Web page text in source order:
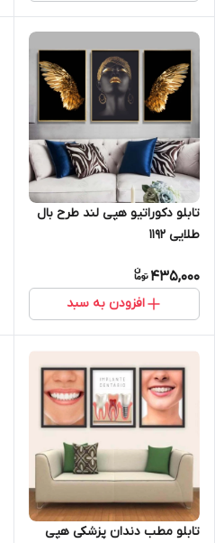
تابلو دکوراتیو هپی لند طرح بال
طلایی 1192
435,000
افزودن به سبد
تابلو مطب دندان پزشکی هپی